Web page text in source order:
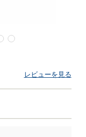
レビューを見る